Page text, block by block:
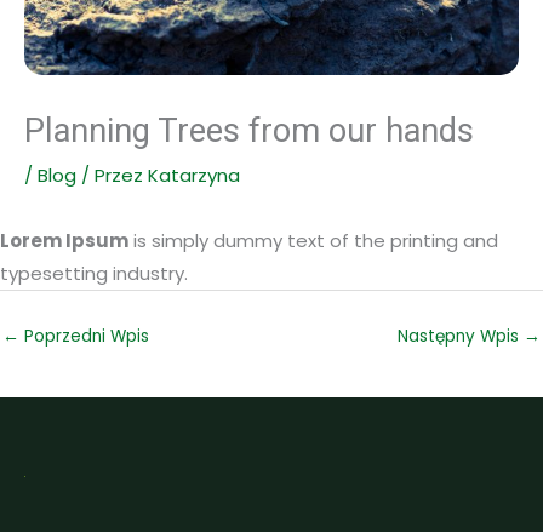
Planning Trees from our hands
/ Blog / Przez Katarzyna
Lorem Ipsumis simply dummy text of the printing and
typesetting industry.
← Poprzedni Wpis Następny Wpis →